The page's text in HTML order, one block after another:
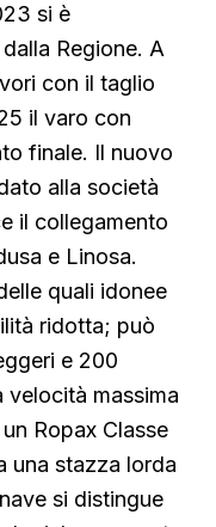
si è
Regione. A
con il taglio
il varo con
finale. Il nuovo
alla società
il collegamento
e Linosa.
quali idonee
ridotta; può
e 200
velocità massima
Ropax Classe
una stazza lorda
si distingue